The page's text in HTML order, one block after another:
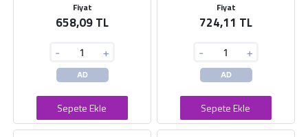
Fiyat
658,09 TL
- +
AD
Sepete Ekle
Fiyat
724,11 TL
- +
AD
Sepete Ekle